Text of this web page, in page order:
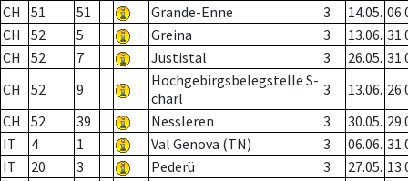
CH
51 51 Grande-Enne 3 14.05.
CH
52 5 Greina 3 13.06.
CH
52 7 Justistal 3 26.05.
CH
52 9
Hochgebirgsbelegstelle S-
charl
3 13.06.
CH
52 39 Nessleren 3 30.05.
IT
4 1 Val Genova (TN) 3 06.06.
IT
20 3 Pederü 3 27.05.